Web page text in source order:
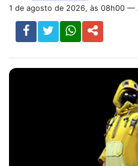
1 de agosto de 2026, às 08h00 —